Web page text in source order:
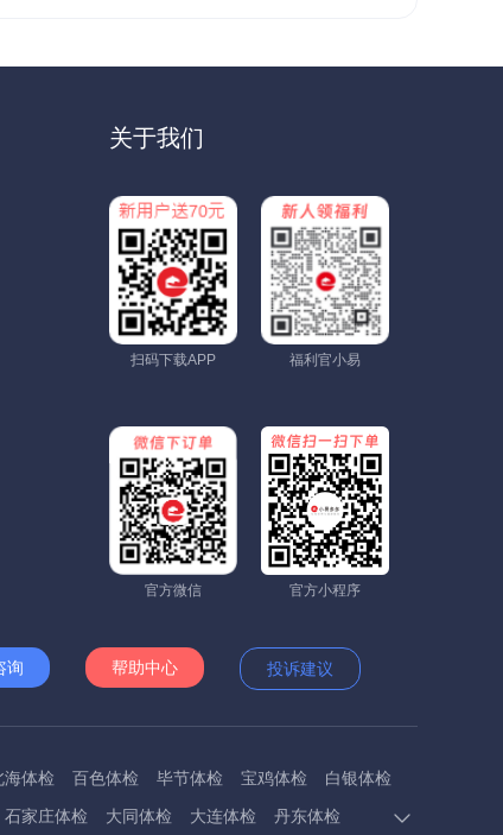
关于我们
扫码下载APP 福利官小易
官方微信 官方小程序
询 帮助中心 投诉建议
海体检 百色体检 毕节体检 宝鸡体检
白银体检
石家庄体检 大同体检 大连体检 丹东体检